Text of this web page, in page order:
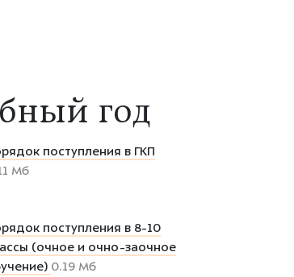
год
поступления в ГКП
Мб
поступления в 8-10
(очное и очно-заочное
0.19 Мб